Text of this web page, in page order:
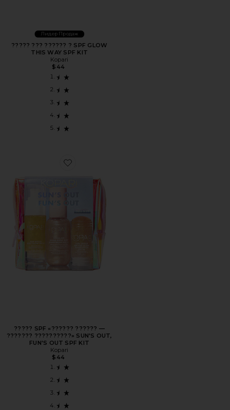
Лидер Продаж
????? ??? ?????? ? SPF GLOW
THIS WAY SPF KIT
Kopari
$44
Favorite ????? SPF «?????? ?????? — ??????? ??????????»
????? SPF «?????? ?????? —
??????? ??????????» SUN'S OUT,
FUN'S OUT SPF KIT
Kopari
$44